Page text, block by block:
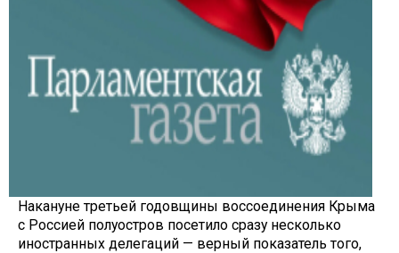
Накануне третьей годовщины вос­соединения Крыма
с Россией полу­остров посетило сразу несколько
иностранных делегаций — верный показатель того,